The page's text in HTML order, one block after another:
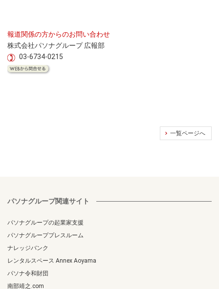
報道関係の方からのお問い合わせ
株式会社パソナグループ 広報部
03-6734-0215
一覧ページへ
パソナグループ関連サイト
パソナグループの起業家支援
パソナグループプレスルーム
ナレッジバンク
レンタルスペース Annex Aoyama
パソナ令和財団
南部靖之.com